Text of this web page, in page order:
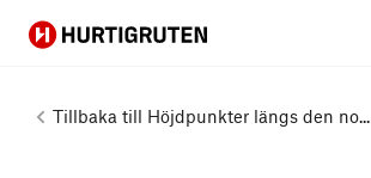
Hurtigruten
Tillbaka till Höjdpunkter längs den no...